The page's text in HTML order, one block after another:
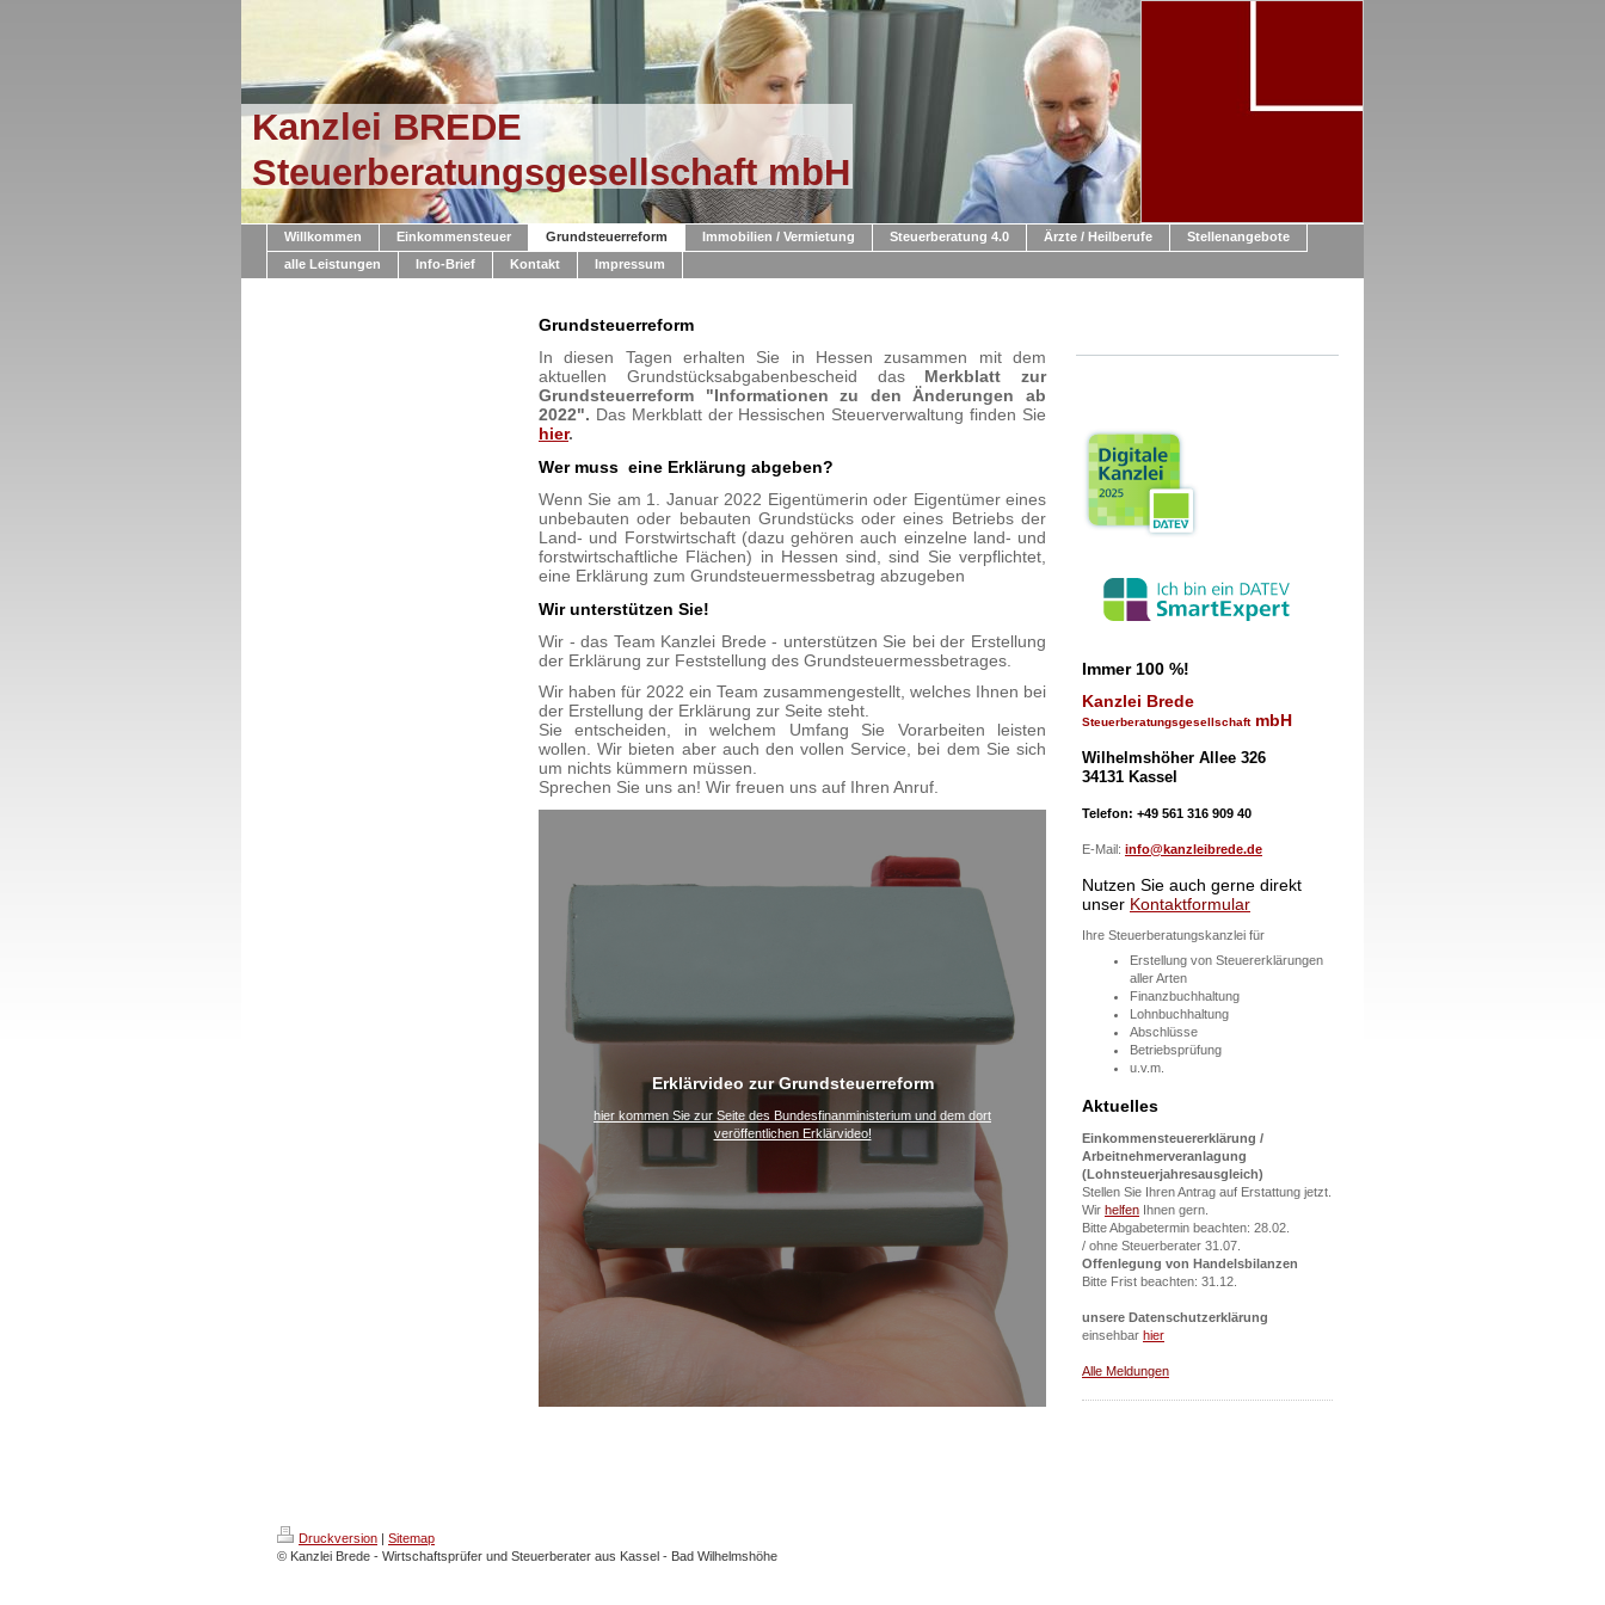
Kanzlei BREDE
Steuerberatungsgesellschaft mbH
Willkommen Einkommensteuer Grundsteuerreform Immobilien / Vermietung Steuerberatung 4.0 Ärzte / Heilberufe
Stellenangebote
alle Leistungen
Info-Brief Kontakt Impressum
Grundsteuerreform
In diesen Tagen erhalten Sie in Hessen zusammen mit dem
aktuellen Grundstücksabgabenbescheid das Merkblatt zur
Grundsteuerreform "Informationen zu den Änderungen ab
2022". Das Merkblatt der Hessischen Steuerverwaltung finden Sie
hier.
Wer muss eine Erklärung abgeben?
Wenn Sie am 1. Januar 2022 Eigentümerin oder Eigentümer eines
unbebauten oder bebauten Grundstücks oder eines Betriebs der
Land- und Forstwirtschaft (dazu gehören auch einzelne land- und
forstwirtschaftliche Flächen) in Hessen sind, sind Sie verpflichtet,
eine Erklärung zum Grundsteuermessbetrag abzugeben
Wir unterstützen Sie!
Wir - das Team Kanzlei Brede - unterstützen Sie bei der Erstellung
der Erklärung zur Feststellung des Grundsteuermessbetrages.
Wir haben für 2022 ein Team zusammengestellt, welches Ihnen bei
der Erstellung der Erklärung zur Seite steht.
Sie entscheiden, in welchem Umfang Sie Vorarbeiten leisten
wollen. Wir bieten aber auch den vollen Service, bei dem Sie sich
um nichts kümmern müssen.
Sprechen Sie uns an! Wir freuen uns auf Ihren Anruf.
Erklärvideo zur Grundsteuerreform
hier kommen Sie zur Seite des Bundesfinanministerium und dem dort
veröffentlichen Erklärvideo!
Immer 100 %!
Kanzlei Brede
SteuerberatungsgesellschaftmbH
Wilhelmshöher Allee 326
34131 Kassel
Telefon: +49 561 316 909 40
E-Mail: info@kanzleibrede.de
Nutzen Sie auch gerne direkt
unser Kontaktformular
Ihre Steuerberatungskanzlei für
Erstellung von Steuererklärungen
aller Arten
Finanzbuchhaltung
Lohnbuchhaltung
Abschlüsse
Betriebsprüfung
u.v.m.
Aktuelles
Einkommensteuererklärung /
Arbeitnehmerveranlagung
(Lohnsteuerjahresausgleich)
Stellen Sie Ihren Antrag auf Erstattung jetzt.
Wir helfen Ihnen gern.
Bitte Abgabetermin beachten: 28.02.
/ ohne Steuerberater 31.07.
Offenlegung von Handelsbilanzen
Bitte Frist beachten: 31.12.
unsere Datenschutzerklärung
einsehbar hier
Alle Meldungen
Druckversion
Sitemap
© Kanzlei Brede - Wirtschaftsprüfer und Steuerberater aus Kassel - Bad Wilhelmshöhe